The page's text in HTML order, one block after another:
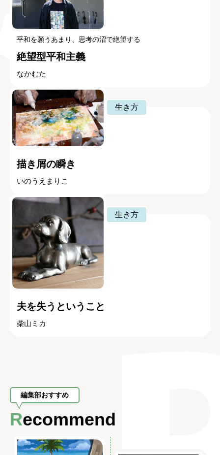
平和を願うあまり、思考の沼で絶望する
絶望型平和主義
なかむた
生き方
描き屑の瞬き
いのうえまりこ
生き方
夫を失うということ
柴山ミカ
編集部おすすめ
Recommend